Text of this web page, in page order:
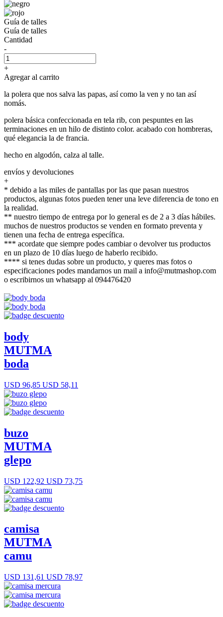
Guía de talles
Guía de talles
Cantidad
-
+
Agregar al carrito
la polera que nos salva las papas, así como la ven y no tan así
nomás.
polera básica confeccionada en tela rib, con pespuntes en las
terminaciones en un hilo de distinto color. acabado con hombreras,
qué elegancia la de francia.
hecho en algodón, calza al talle.
envíos y devoluciones
+
* debido a las miles de pantallas por las que pasan nuestros
productos, algunas fotos pueden tener una leve diferencia de tono en
la realidad.
** nuestro tiempo de entrega por lo general es de 2 a 3 días hábiles.
muchos de nuestros productos se venden en formato preventa y
tienen una fecha de entrega específica.
*** acordate que siempre podes cambiar o devolver tus productos
en un plazo de 10 días luego de haberlo recibido.
**** si tenes dudas sobre un producto, y queres mas fotos o
especificaciones podes mandarnos un mail a info@mutmashop.com
o escribirnos un whatsapp al 094476420
body
MUTMA
boda
USD 96,85 USD 58,11
buzo
MUTMA
glepo
USD 122,92 USD 73,75
camisa
MUTMA
camu
USD 131,61 USD 78,97